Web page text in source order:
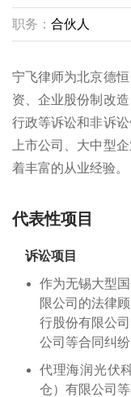
职务： 合伙人
宁飞律师为北京德
资、企业股份制改
行政等诉讼和非诉
上市公司、大中型
着丰富的从业经验。
代表性项目
诉讼项目
作为无锡大型
限公司的法律
行股份有限公
公司等合同纠
代理海润光伏
仓）有限公司